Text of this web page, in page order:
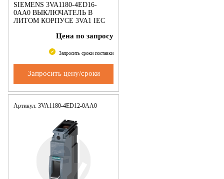
SIEMENS 3VA1180-4ED16-
0AA0 ВЫКЛЮЧАТЕЛЬ В
ЛИТОМ КОРПУСЕ 3VA1 IEC
ОТКЛ. СПОСОБНОСТИ S
ЗАЩИТА ЛИНИИ TM21
Цена по запросу
Запросить сроки поставки
Запросить цену/сроки
Артикул: 3VA1180-4ED12-0AA0